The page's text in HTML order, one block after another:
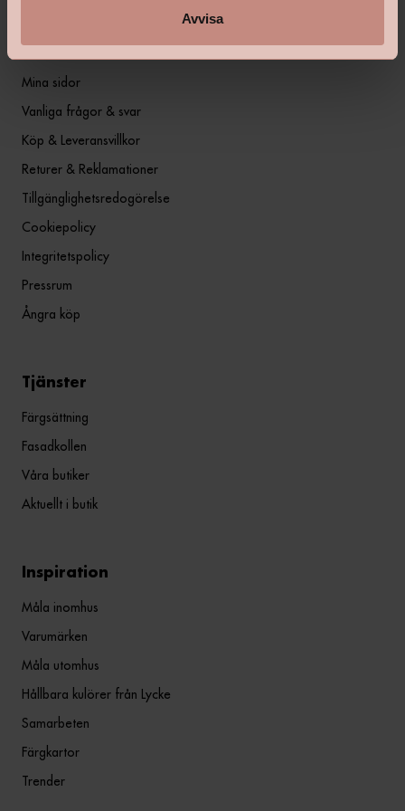
Avvisa
Information
Mina sidor
Vanliga frågor & svar
Köp & Leveransvillkor
Returer & Reklamationer
Tillgänglighetsredogörelse
Cookiepolicy
Integritetspolicy
Pressrum
Ångra köp
Tjänster
Färgsättning
Fasadkollen
Våra butiker
Aktuellt i butik
Inspiration
Måla inomhus
Varumärken
Måla utomhus
Hållbara kulörer från Lycke
Samarbeten
Färgkartor
Trender